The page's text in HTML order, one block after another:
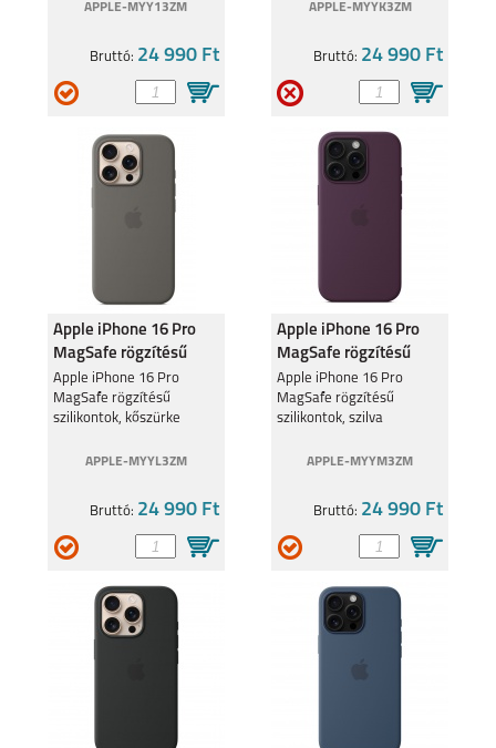
APPLE-MYY13ZM
Bruttó: 24 990 Ft
APPLE-MYYK3ZM
Bruttó: 24 990 Ft
Apple iPhone 16 Pro
MagSafe rögzítésű
szilikontok, kőszürke
Apple iPhone 16 Pro
MagSafe rögzítésű
szilikontok, kőszürke
APPLE-MYYL3ZM
Bruttó: 24 990 Ft
Apple iPhone 16 Pro
MagSafe rögzítésű
szilikontok, szilva
Apple iPhone 16 Pro
MagSafe rögzítésű
szilikontok, szilva
APPLE-MYYM3ZM
Bruttó: 24 990 Ft